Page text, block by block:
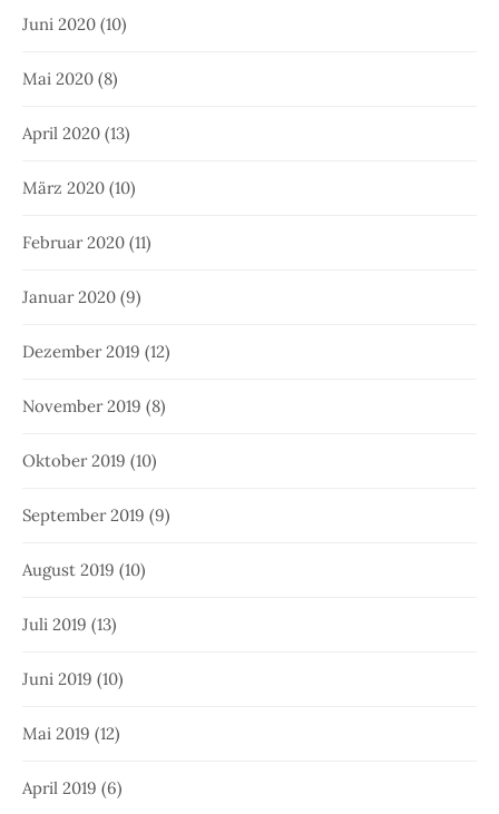
Juni 2020 (10)
Mai 2020 (8)
April 2020 (13)
März 2020 (10)
Februar 2020 (11)
Januar 2020 (9)
Dezember 2019 (12)
November 2019 (8)
Oktober 2019 (10)
September 2019 (9)
August 2019 (10)
Juli 2019 (13)
Juni 2019 (10)
Mai 2019 (12)
April 2019 (6)